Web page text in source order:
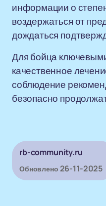
информации о
воздержаться от
дождаться
Для бойца
качественное
соблюдение
безопасно
rb-community.ru
Обновлено 26-11-2025